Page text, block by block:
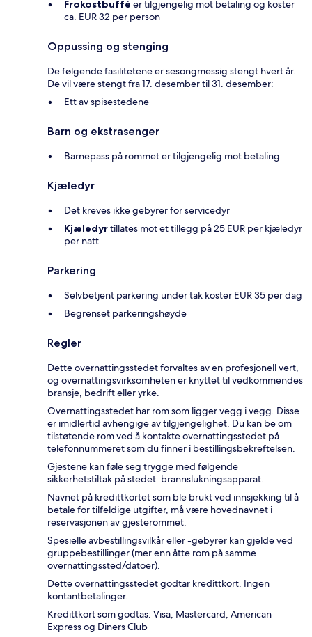
Frokostbuffé er tilgjengelig mot betaling og koster
ca. EUR 32 per person
Oppussing og stenging
De følgende fasilitetene er sesongmessig stengt hvert år.
De vil være stengt fra 17. desember til 31. desember:
Ett av spisestedene
Barn og ekstrasenger
Barnepass på rommet er tilgjengelig mot betaling
Kjæledyr
Det kreves ikke gebyrer for servicedyr
Kjæledyrtillates mot et tillegg på 25 EUR per kjæledyr
per natt
Parkering
Selvbetjent parkering under tak koster EUR 35 per dag
Begrenset parkeringshøyde
Regler
Dette overnattingsstedet forvaltes av en profesjonell vert,
og overnattingsvirksomheten er knyttet til vedkommendes
bransje, bedrift eller yrke.
Overnattingsstedet har rom som ligger vegg i vegg. Disse
er imidlertid avhengige av tilgjengelighet. Du kan be om
tilstøtende rom ved å kontakte overnattingsstedet på
telefonnummeret som du finner i bestillingsbekreftelsen.
Gjestene kan føle seg trygge med følgende
sikkerhetstiltak på stedet: brannslukningsapparat.
Navnet på kredittkortet som ble brukt ved innsjekking til å
betale for tilfeldige utgifter, må være hovednavnet i
reservasjonen av gjesterommet.
Spesielle avbestillingsvilkår eller -gebyrer kan gjelde ved
gruppebestillinger (mer enn åtte rom på samme
overnattingssted/datoer).
Dette overnattingsstedet godtar kredittkort. Ingen
kontantbetalinger.
Kredittkort som godtas: Visa, Mastercard, American
Express og Diners Club